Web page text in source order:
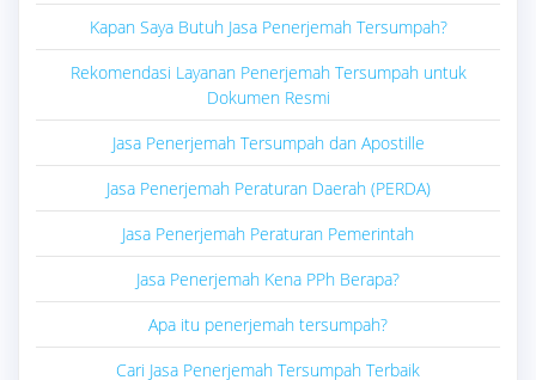
Kapan Saya Butuh Jasa Penerjemah Tersumpah?
Rekomendasi Layanan Penerjemah Tersumpah untuk
Dokumen Resmi
Jasa Penerjemah Tersumpah dan Apostille
Jasa Penerjemah Peraturan Daerah (PERDA)
Jasa Penerjemah Peraturan Pemerintah
Jasa Penerjemah Kena PPh Berapa?
Apa itu penerjemah tersumpah?
Cari Jasa Penerjemah Tersumpah Terbaik